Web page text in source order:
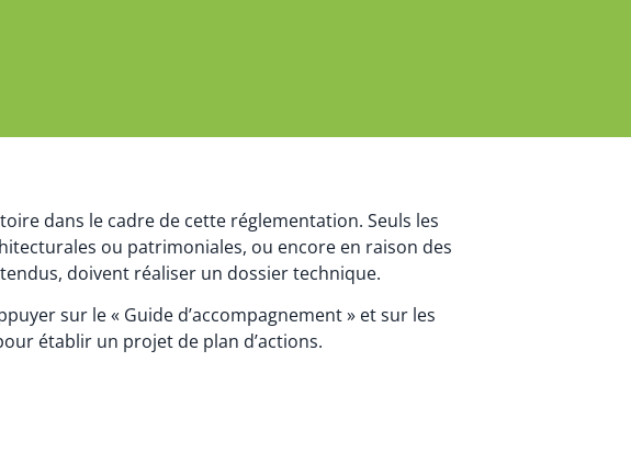
dans le cadre de cette réglementation. Seuls les
ou patrimoniales, ou encore en raison des
doivent réaliser un dossier technique.
sur le « Guide d’accompagnement » et sur les
établir un projet de plan d’actions.